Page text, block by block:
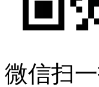
微信扫